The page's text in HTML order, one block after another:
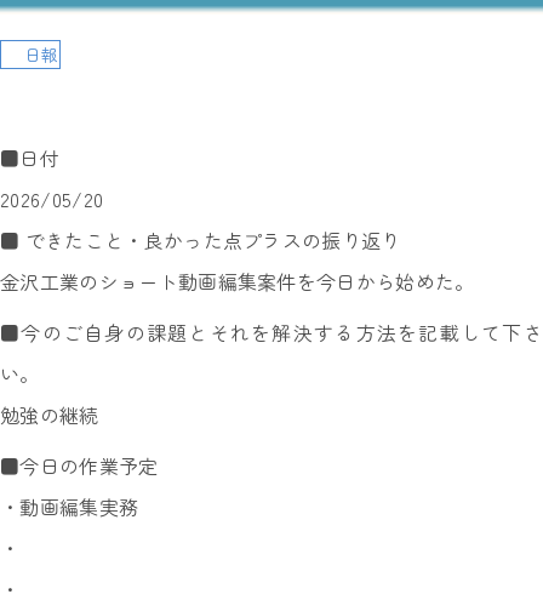
日報
■日付
2026/05/20
■ できたこと・良かった点プラスの振り返り
金沢工業のショート動画編集案件を今日から始めた。
■今のご自身の課題とそれを解決する方法を記載して下さ
い。
勉強の継続
■今日の作業予定
・動画編集実務
・